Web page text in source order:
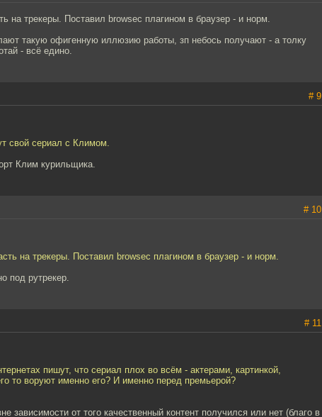
на трекеры. Поставил browsec плагином в браузер - и норм.
такую офигенную иллюзию работы, зп небось получают - а толку
- всё едино.
# 9
свой сериал с Климом.
Клим курильщика.
# 10
на трекеры. Поставил browsec плагином в браузер - и норм.
под рутрекер.
# 11
пишут, что сериал плох во всём - актерами, картинкой,
то воруют именно его? И именно перед премьерой?
зависимости от того качественный контент получился или нет (благо в